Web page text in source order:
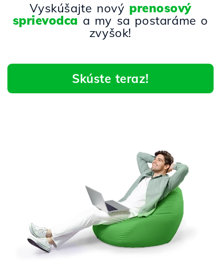
Vyskúšajte nový prenosový
sprievodca a my sa postaráme o
zvyšok!
Skúste teraz!